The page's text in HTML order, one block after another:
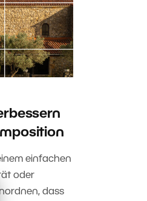
einfachen
oder
dass